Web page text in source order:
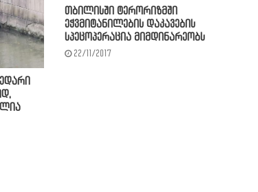
თბილისში ტერორიზმში
ეჭვმიტანილების დაკავების
სპეცოპერაცია მიმდინარეობს
22/11/2017